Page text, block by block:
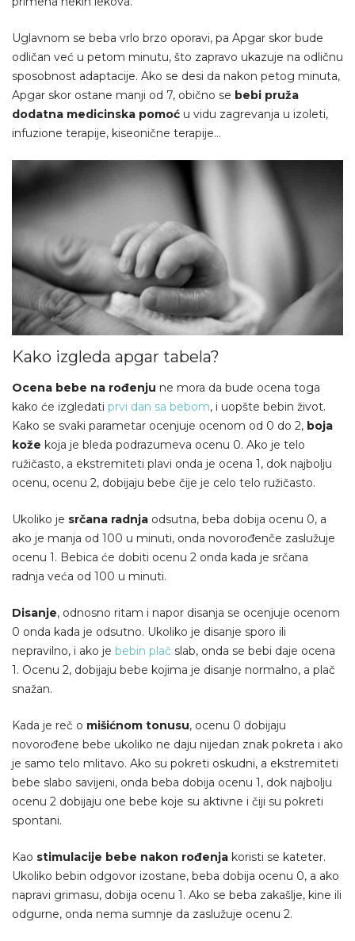
Uglavnom se beba vrlo brzo oporavi, pa Apgar skor bude
odličan već u petom minutu, što zapravo ukazuje na odličnu
sposobnost adaptacije. Ako se desi da nakon petog minuta,
Apgar skor ostane manji od 7, obično se bebi pruža
dodatna medicinska pomoć u vidu zagrevanja u izoleti,
infuzione terapije, kiseonične terapije…
Kako izgleda apgar tabela?
Ocena bebe na rođenju ne mora da bude ocena toga
kako će izgledati prvi dan sa bebom, i uopšte bebin život.
Kako se svaki parametar ocenjuje ocenom od 0 do 2, boja
kože koja je bleda podrazumeva ocenu 0. Ako je telo
ružičasto, a ekstremiteti plavi onda je ocena 1, dok najbolju
ocenu, ocenu 2, dobijaju bebe čije je celo telo ružičasto.
Ukoliko je srčana radnja odsutna, beba dobija ocenu 0, a
ako je manja od 100 u minuti, onda novorođenče zaslužuje
ocenu 1. Bebica će dobiti ocenu 2 onda kada je srčana
radnja veća od 100 u minuti.
Disanje, odnosno ritam i napor disanja se ocenjuje ocenom
0 onda kada je odsutno. Ukoliko je disanje sporo ili
nepravilno, i ako je bebin plač slab, onda se bebi daje ocena
1. Ocenu 2, dobijaju bebe kojima je disanje normalno, a plač
snažan.
Kada je reč o mišićnom tonusu, ocenu 0 dobijaju
novorođene bebe ukoliko ne daju nijedan znak pokreta i ako
je samo telo mlitavo. Ako su pokreti oskudni, a ekstremiteti
bebe slabo savijeni, onda beba dobija ocenu 1, dok najbolju
ocenu 2 dobijaju one bebe koje su aktivne i čiji su pokreti
spontani.
Kao stimulacije bebe nakon rođenja koristi se kateter.
Ukoliko bebin odgovor izostane, beba dobija ocenu 0, a ako
napravi grimasu, dobija ocenu 1. Ako se beba zakašlje, kine ili
odgurne, onda nema sumnje da zaslužuje ocenu 2.